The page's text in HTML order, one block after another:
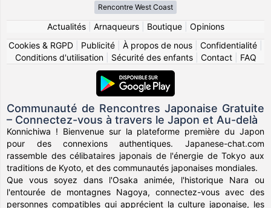
Rencontre West Coast
Actualités| Arnaqueurs| Boutique| Opinions
Cookies & RGPD
Publicité À propos de nous Confidentialité
Conditions d'utilisation| Sécurité des enfants| Contact| FAQ
Communauté de Rencontres Japonaise Gratuite
– Connectez-vous à travers le Japon et Au-delà
Konnichiwa ! Bienvenue sur la plateforme première du Japon
pour des connexions authentiques. Japanese-chat.com
rassemble des célibataires japonais de l'énergie de Tokyo aux
traditions de Kyoto, et des communautés japonaises mondiales.
Que vous soyez dans l'Osaka animée, l'historique Nara ou
l'entourée de montagnes Nagoya, connectez-vous avec des
personnes compatibles qui apprécient la culture japonaise, les